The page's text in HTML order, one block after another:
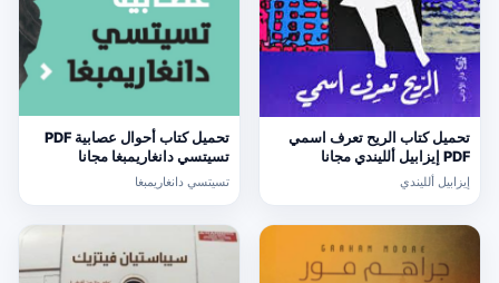
تحميل كتاب الريح تعرف اسمي
PDF إيزابيل ألليندي مجانا
إيزابيل ألليندي
تحميل كتاب أحوال عصابية PDF
تسيتسي دانغاريمبغا مجانا
تسيتسي دانغاريمبغا